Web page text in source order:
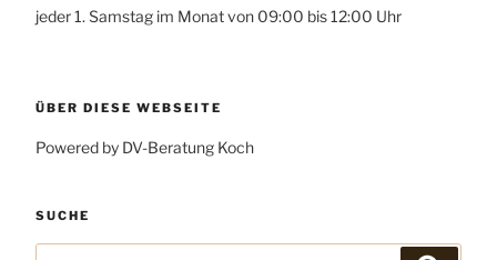
jeder 1. Samstag im Monat von 09:00 bis 12:00 Uhr
ÜBER DIESE WEBSEITE
Powered by DV-Beratung Koch
SUCHE